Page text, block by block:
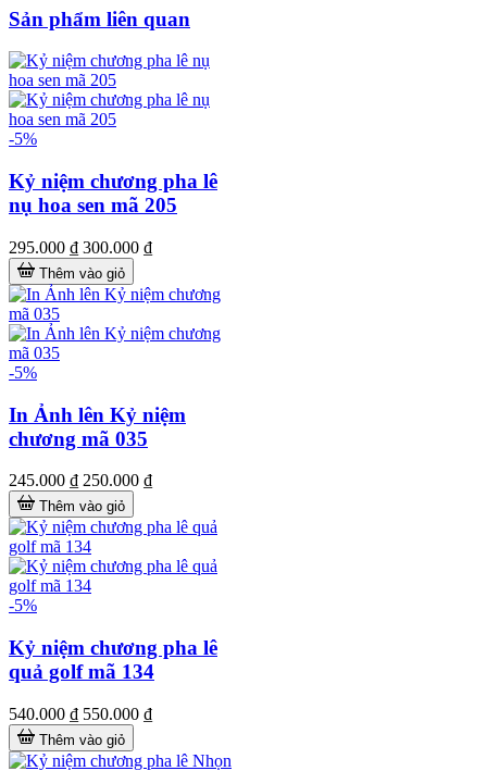
Sản phẩm liên quan
-5%
Kỷ niệm chương pha lê
nụ hoa sen mã 205
295.000 ₫ 300.000 ₫
Thêm vào giỏ
-5%
In Ảnh lên Kỷ niệm
chương mã 035
245.000 ₫ 250.000 ₫
Thêm vào giỏ
-5%
Kỷ niệm chương pha lê
quả golf mã 134
540.000 ₫ 550.000 ₫
Thêm vào giỏ